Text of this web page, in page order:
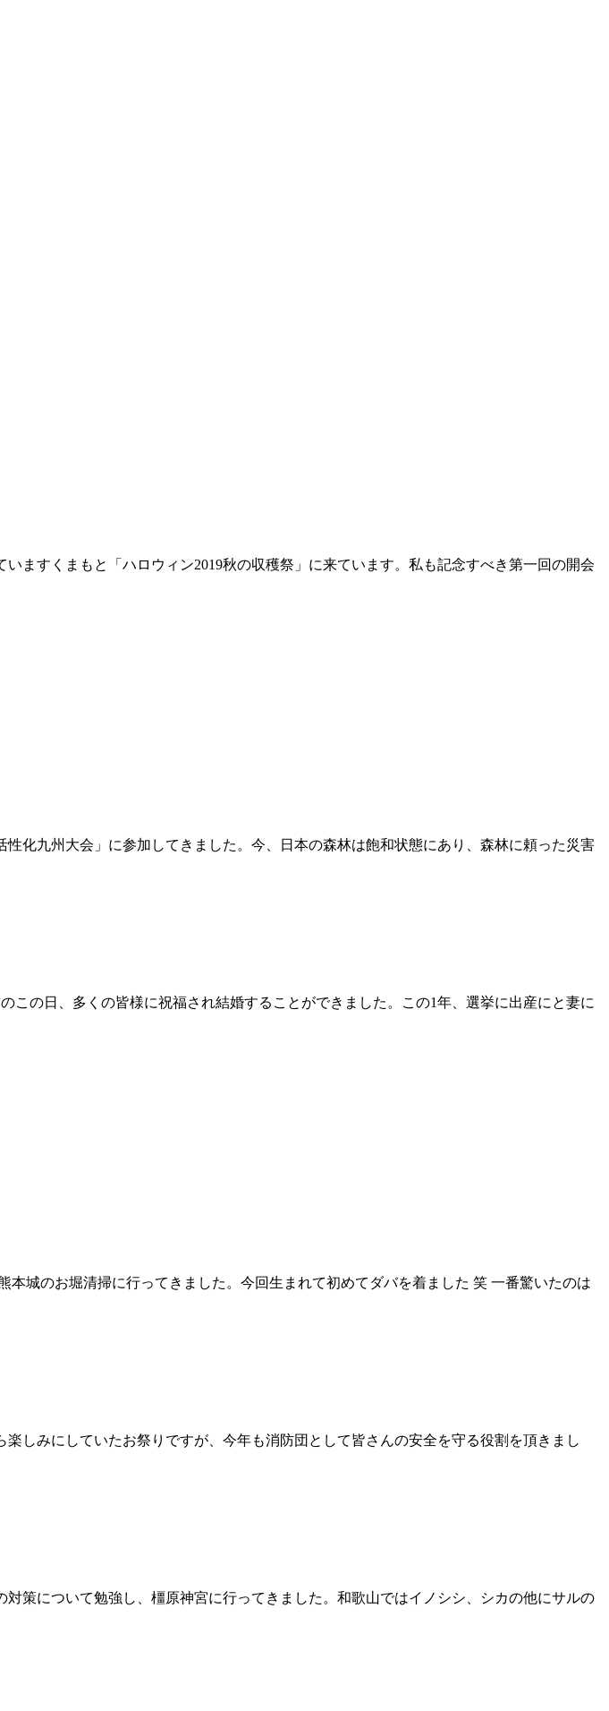
ますくまもと「ハロウィン2019秋の収穫祭」に来ています。私も記念すべき第一回の開会
化九州大会」に参加してきました。今、日本の森林は飽和状態にあり、森林に頼った災害
の日、多くの皆様に祝福され結婚することができました。この1年、選挙に出産にと妻に
城のお堀清掃に行ってきました。今回生まれて初めてダバを着ました 笑 一番驚いたのは
しみにしていたお祭りですが、今年も消防団として皆さんの安全を守る役割を頂きまし
策について勉強し、橿原神宮に行ってきました。和歌山ではイノシシ、シカの他にサルの